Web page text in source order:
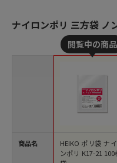
ナイロンポリ 三方袋 ノ
商品名
HEIKO ポリ袋 ナ
ンポリ K17-21